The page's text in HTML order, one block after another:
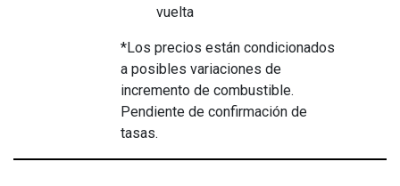
vuelta
*Los precios están condicionados
a posibles variaciones de
incremento de combustible.
Pendiente de confirmación de
tasas.